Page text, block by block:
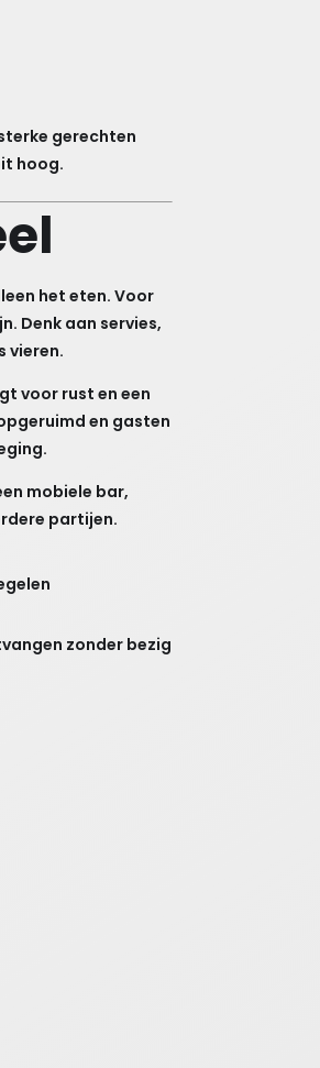
gerechten
hoog.
het eten. Voor
Denk aan servies,
vieren.
voor rust en een
en gasten
mobiele bar,
partijen.
zonder bezig